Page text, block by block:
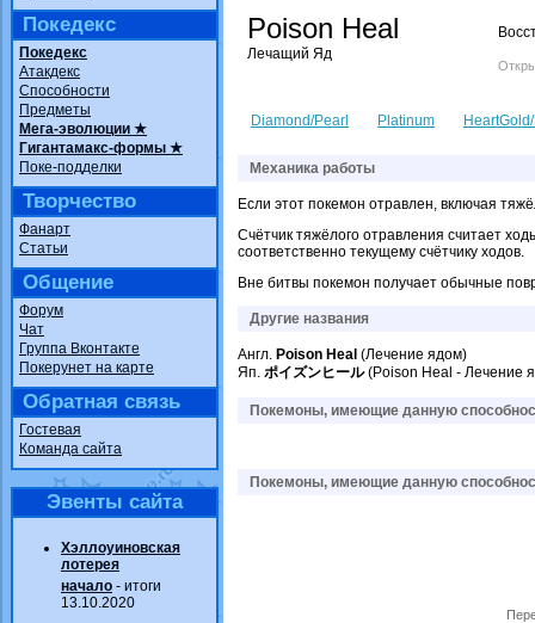
Покедекс
Покедекс
Атакдекс
Способности
Предметы
Мега-эволюции ★
Гигантамакс-формы ★
Поке-подделки
Творчество
Фанарт
Статьи
Общение
Форум
Чат
Группа Вконтакте
Покерунет на карте
Обратная связь
Гостевая
Команда сайта
Эвенты сайта
Хэллоуиновская
лотерея
начало - итоги
13.10.2020
Poison Heal
Лечащий Яд
Diamond/Pearl Platinum
Механика работы
Если этот покемон отравлен, включая
Счётчик тяжёлого отравления считает
соответственно текущему счётчику ходов.
Вне битвы покемон получает обычные
Другие названия
Англ. Poison Heal (Лечение ядом)
Яп. ポイズンヒール(Poison Heal - Лечение
Покемоны, имеющие данную
Покемоны, имеющие данную